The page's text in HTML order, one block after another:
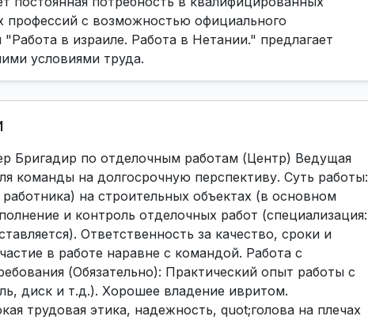
профессий с возможностью официального
в израиле. Работа в Нетании." предлагает
условиями труда.
Бригадир по отделочным работам (Центр) Ведущая
команды на долгосрочную перспективу. Суть работы:
на строительных объектах (в основном
и контроль отделочных работ (специализация:
Ответственность за качество, сроки и
в работе наравне с командой. Работа с
(Обязательно): Практический опыт работы с
диск и т.д.). Хорошее владение ивритoм.
трудовая этика, надежность, quot;голова на плечах